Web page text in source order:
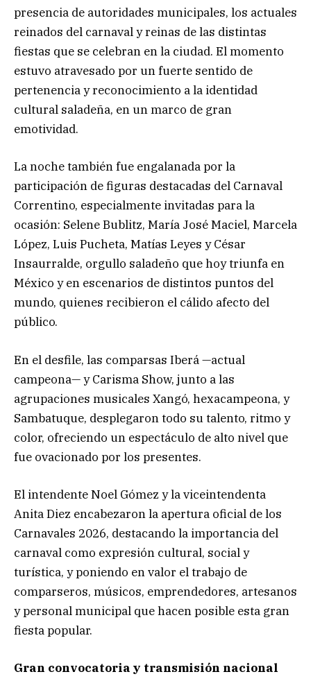
presencia de autoridades municipales, los actuales
reinados del carnaval y reinas de las distintas
fiestas que se celebran en la ciudad. El momento
estuvo atravesado por un fuerte sentido de
pertenencia y reconocimiento a la identidad
cultural saladeña, en un marco de gran
emotividad.
La noche también fue engalanada por la
participación de figuras destacadas del Carnaval
Correntino, especialmente invitadas para la
ocasión: Selene Bublitz, María José Maciel, Marcela
López, Luis Pucheta, Matías Leyes y César
Insaurralde, orgullo saladeño que hoy triunfa en
México y en escenarios de distintos puntos del
mundo, quienes recibieron el cálido afecto del
público.
En el desfile, las comparsas Iberá —actual
campeona— y Carisma Show, junto a las
agrupaciones musicales Xangó, hexacampeona, y
Sambatuque, desplegaron todo su talento, ritmo y
color, ofreciendo un espectáculo de alto nivel que
fue ovacionado por los presentes.
El intendente Noel Gómez y la viceintendenta
Anita Diez encabezaron la apertura oficial de los
Carnavales 2026, destacando la importancia del
carnaval como expresión cultural, social y
turística, y poniendo en valor el trabajo de
comparseros, músicos, emprendedores, artesanos
y personal municipal que hacen posible esta gran
fiesta popular.
Gran convocatoria y transmisión nacional